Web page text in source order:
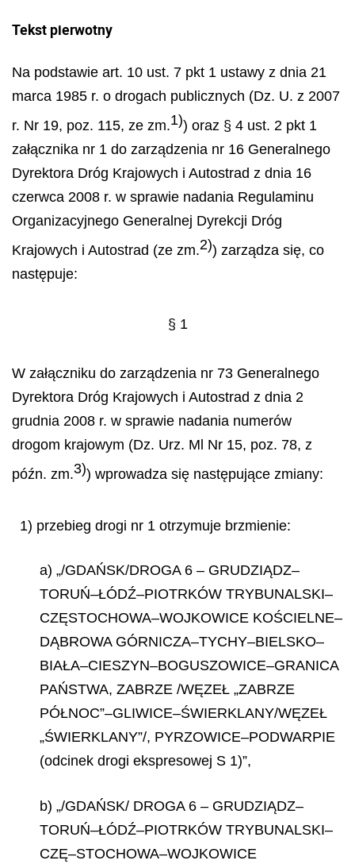
Tekst pierwotny
Na podstawie art. 10 ust. 7 pkt 1 ustawy z dnia 21
marca 1985 r. o drogach publicznych (Dz. U. z 2007
r. Nr 19, poz. 115, ze zm.1)) oraz § 4 ust. 2 pkt 1
załącznika nr 1 do zarządzenia nr 16 Generalnego
Dyrektora Dróg Krajowych i Autostrad z dnia 16
czerwca 2008 r. w sprawie nadania Regulaminu
Organizacyjnego Generalnej Dyrekcji Dróg
Krajowych i Autostrad (ze zm.2)) zarządza się, co
następuje:
§ 1
W załączniku do zarządzenia nr 73 Generalnego
Dyrektora Dróg Krajowych i Autostrad z dnia 2
grudnia 2008 r. w sprawie nadania numerów
drogom krajowym (Dz. Urz. Ml Nr 15, poz. 78, z
późn. zm.3)) wprowadza się następujące zmiany:
1) przebieg drogi nr 1 otrzymuje brzmienie:
a) „/GDAŃSK/DROGA 6 – GRUDZIĄDZ–
TORUŃ–ŁÓDŹ–PIOTRKÓW TRYBUNALSKI–
CZĘSTOCHOWA–WOJKOWICE KOŚCIELNE–
DĄBROWA GÓRNICZA–TYCHY–BIELSKO–
BIAŁA–CIESZYN–BOGUSZOWICE–GRANICA
PAŃSTWA, ZABRZE /WĘZEŁ „ZABRZE
PÓŁNOC”–GLIWICE–ŚWIERKLANY/WĘZEŁ
„ŚWIERKLANY”/, PYRZOWICE–PODWARPIE
(odcinek drogi ekspresowej S 1)”,
b) „/GDAŃSK/ DROGA 6 – GRUDZIĄDZ–
TORUŃ–ŁÓDŹ–PIOTRKÓW TRYBUNALSKI–
CZĘ–STOCHOWA–WOJKOWICE